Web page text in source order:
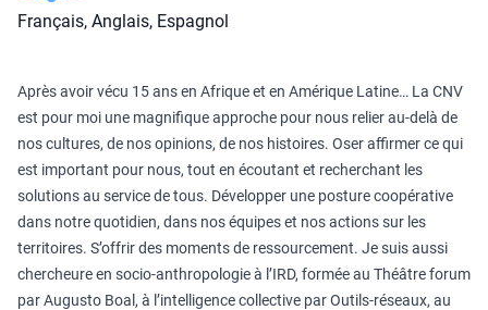
Français, Anglais, Espagnol
Après avoir vécu 15 ans en Afrique et en Amérique Latine… La CNV
est pour moi une magnifique approche pour nous relier au-delà de
nos cultures, de nos opinions, de nos histoires. Oser affirmer ce qui
est important pour nous, tout en écoutant et recherchant les
solutions au service de tous. Développer une posture coopérative
dans notre quotidien, dans nos équipes et nos actions sur les
territoires. S’offrir des moments de ressourcement. Je suis aussi
chercheure en socio-anthropologie à l’IRD, formée au Théâtre forum
par Augusto Boal, à l’intelligence collective par Outils-réseaux, au